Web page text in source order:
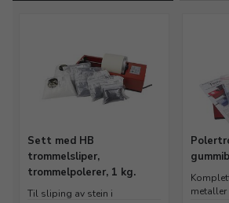
nøyaktighet og effektiv produksjon,
levere ferdige produkter med høy
konsistente resultater.
Sett med HB
trommelsliper,
trommelpolerer, 1 kg.
Til sliping av stein i
metaller